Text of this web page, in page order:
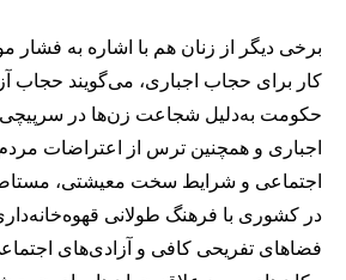
برخی دیگر از زنان هم با اشاره به فشار
کار برای حجاب اجباری، می‌گویند حجاب
حکومت به‌دلیل شجاعت زن‌ها در سرپیچی
اجباری و همچنین ترس از اعتراضات
اجتماعی و شرایط سخت معیشتی،
در کشوری با فرهنگ طولانی
فضاهای تفریحی کافی و آزادی‌های